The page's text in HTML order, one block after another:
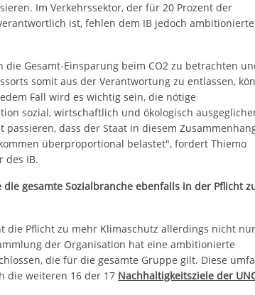
Im Verkehrssektor, der für 20 Prozent der
ist, fehlen dem IB jedoch ambitionierte
die Gesamt-Einsparung beim CO2 zu betrachten
somit aus der Verantwortung zu entlassen,
Fall wird es wichtig sein, die nötige
sozial, wirtschaftlich und ökologisch
passieren, dass der Staat in diesem
überproportional belastet", fordert Thiemo
des IB.
die gesamte Sozialbranche ebenfalls in der Pflicht
die Pflicht zu mehr Klimaschutz allerdings nicht
der Organisation hat eine ambitionierte
die für die gesamte Gruppe gilt. Diese
die weiteren 16 der 17 Nachhaltigkeitsziele der